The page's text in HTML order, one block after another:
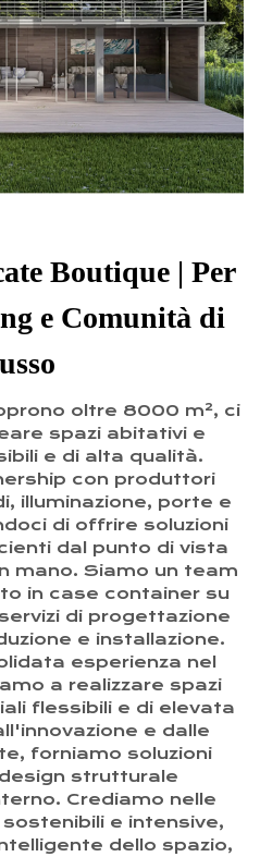
Boutique | Per
e Comunità di
oltre 8000 m², ci
spazi abitativi e
e di alta qualità.
con produttori
illuminazione, porte e
di offrire soluzioni
dal punto di vista
mano. Siamo un team
in case container su
di progettazione
e installazione.
esperienza nel
a realizzare spazi
flessibili e di elevata
e dalle
forniamo soluzioni
strutturale
Crediamo nelle
e intensive,
dello spazio,